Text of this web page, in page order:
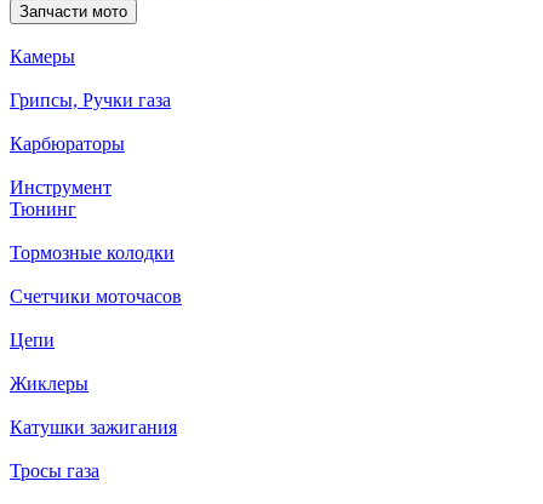
Запчасти мото
Камеры
Грипсы, Ручки газа
Карбюраторы
Инструмент
Тюнинг
Тормозные колодки
Счетчики моточасов
Цепи
Жиклеры
Катушки зажигания
Тросы газа